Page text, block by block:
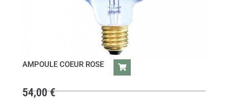
AMPOULE COEUR ROSE
54,00€